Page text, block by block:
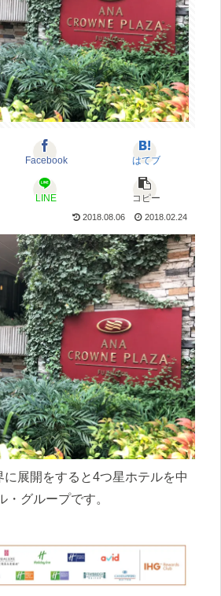
Facebook はてブ
LINE コピー
2018.08.06 2018.02.24
に展開をすると4つ星ホテルを中
・グループです。